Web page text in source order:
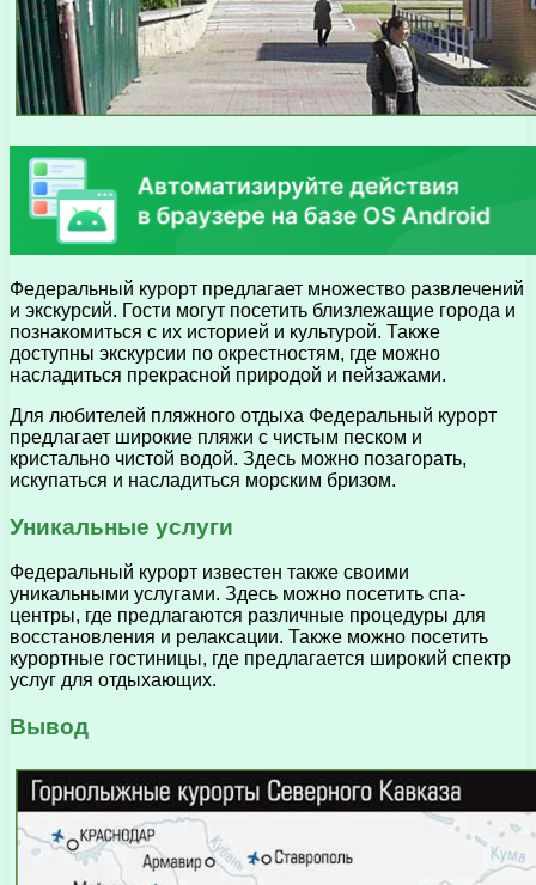
Федеральный курорт предлагает множество развлечений
и экскурсий. Гости могут посетить близлежащие города и
познакомиться с их историей и культурой. Также
доступны экскурсии по окрестностям, где можно
насладиться прекрасной природой и пейзажами.
Для любителей пляжного отдыха Федеральный курорт
предлагает широкие пляжи с чистым песком и
кристально чистой водой. Здесь можно позагорать,
искупаться и насладиться морским бризом.
Уникальные услуги
Федеральный курорт известен также своими
уникальными услугами. Здесь можно посетить спа-
центры, где предлагаются различные процедуры для
восстановления и релаксации. Также можно посетить
курортные гостиницы, где предлагается широкий спектр
услуг для отдыхающих.
Вывод